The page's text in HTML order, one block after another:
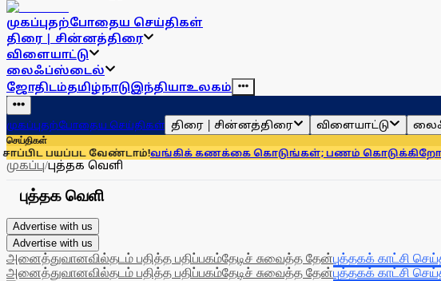
முகப்புதற்போதைய செய்திகள்
திரை | சின்னத்திரை
விளையாட்டு
லைஃப்ஸ்டைல்
ஜோதிடம்தமிழ்நாடுஇந்தியாஉலகம்
முகப்புதற்போதைய செய்திகள் திரை | சின்னத்திரை விளையாட்டு
செய்திகள்
பயப்பட வேண்டாம்!வங்கிக் கணக்கை கொடுங்கள்; பணம் கொடுக்கிறோம்
முகப்பு/புத்தக வெளி
புத்தக வெளி
Advertise with us
Advertise with us
அனைத்துவானவில்தடம் பதித்த பதிப்பகம்தேடிச் சுவைத்த தேன்புத்தகக் காட்சி
அனைத்துவானவில்தடம் பதித்த பதிப்பகம்தேடிச் சுவைத்த தேன்புத்தகக் காட்சி